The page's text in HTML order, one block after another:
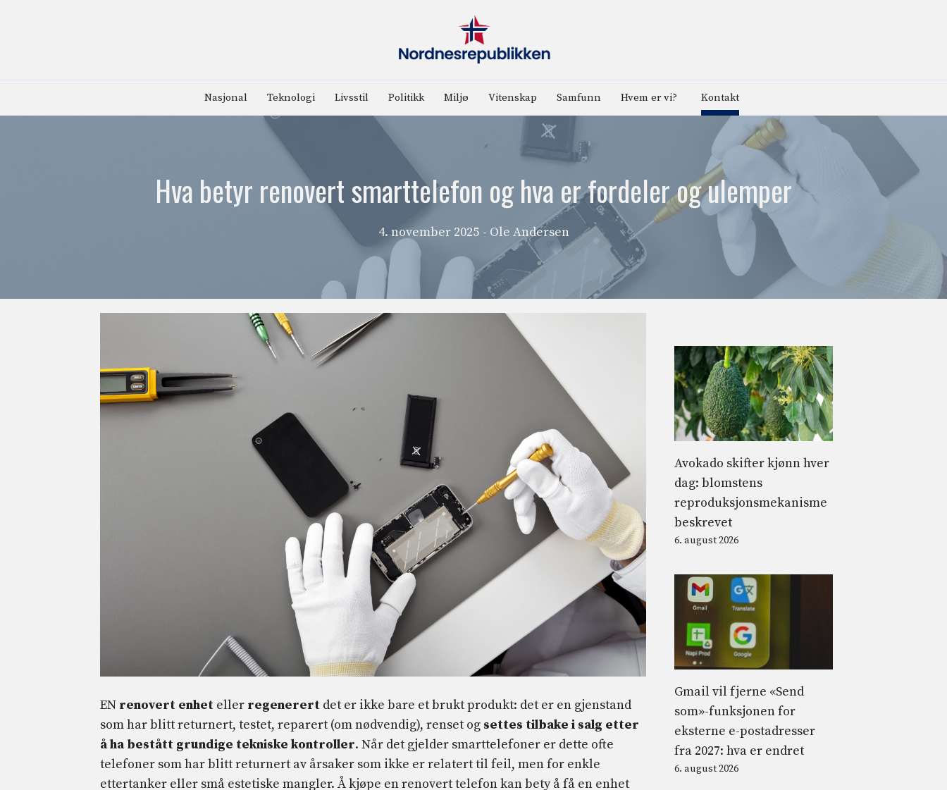
Nasjonal Teknologi Livsstil Politikk Miljø Vitenskap Samfunn Hvem er vi? Kontakt
Hva betyr renovert smarttelefon og hva er fordeler og ulemper
4. november 2025 - Ole Andersen
EN renovert enhet eller regenerert det er ikke bare et brukt produkt: det er en gjenstand
som har blitt returnert, testet, reparert (om nødvendig), renset og settes tilbake i salg etter
å ha bestått grundige tekniske kontroller. Når det gjelder smarttelefoner er dette ofte
telefoner som har blitt returnert av årsaker som ikke er relatert til feil, men for enkle
ettertanker eller små estetiske mangler. Å kjøpe en renovert telefon kan bety å få en enhet
Avokado skifter kjønn hver
dag: blomstens
reproduksjonsmekanisme
beskrevet
6. august 2026
Gmail vil fjerne «Send
som»-funksjonen for
eksterne e-postadresser
fra 2027: hva er endret
6. august 2026